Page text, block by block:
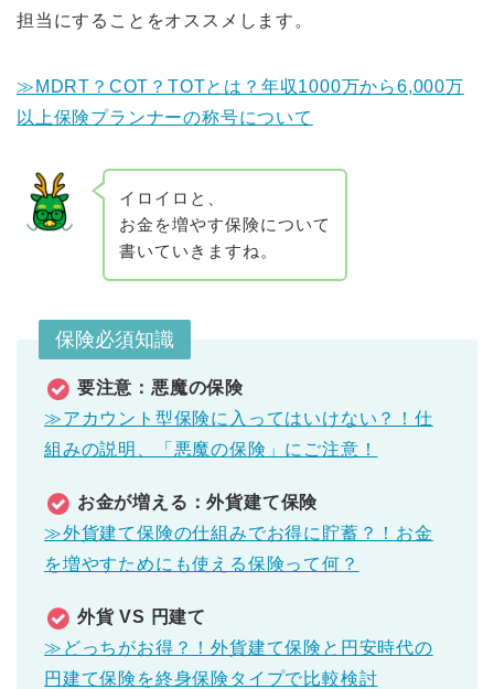
担当にすることをオススメします。
≫MDRT？COT？TOTとは？年収1000万から6,000万
以上保険プランナーの称号について
イロイロと、
お金を増やす保険について
書いていきますね。
保険必須知識
要注意：悪魔の保険
≫アカウント型保険に入ってはいけない？！仕
組みの説明、「悪魔の保険」にご注意！
お金が増える：外貨建て保険
≫外貨建て保険の仕組みでお得に貯蓄？！お金
を増やすためにも使える保険って何？
外貨 VS 円建て
≫どっちがお得？！外貨建て保険と円安時代の
円建て保険を終身保険タイプで比較検討